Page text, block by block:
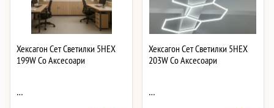
Хексагон Сет Светилки 5HEX
199W Со Аксесоари
…
Хексагон Сет Светилки 5HEX
203W Со Аксесоари
…